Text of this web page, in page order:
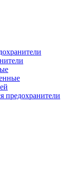
предохранители